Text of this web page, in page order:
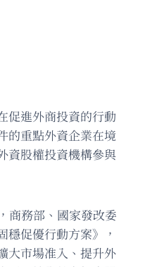
促進外商投資的行動
的重點外資企業在境
資股權投資機構參與
商務部、國家發改委
促優行動方案》，
大市場准入、提升外